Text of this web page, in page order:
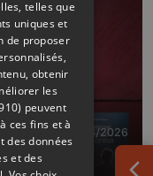
02/06/2026
telles que
uniques et
de proposer
obtenir
les
peuvent
ces fins et à
des données
et des